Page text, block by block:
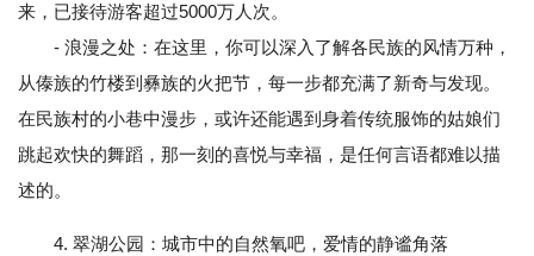
来，已接待游客超过5000万人次。
- 浪漫之处：在这里，你可以深入了解各民族的风情万种，
从傣族的竹楼到彝族的火把节，每一步都充满了新奇与发现。
在民族村的小巷中漫步，或许还能遇到身着传统服饰的姑娘们
跳起欢快的舞蹈，那一刻的喜悦与幸福，是任何言语都难以描
述的。
4. 翠湖公园：城市中的自然氧吧，爱情的静谧角落